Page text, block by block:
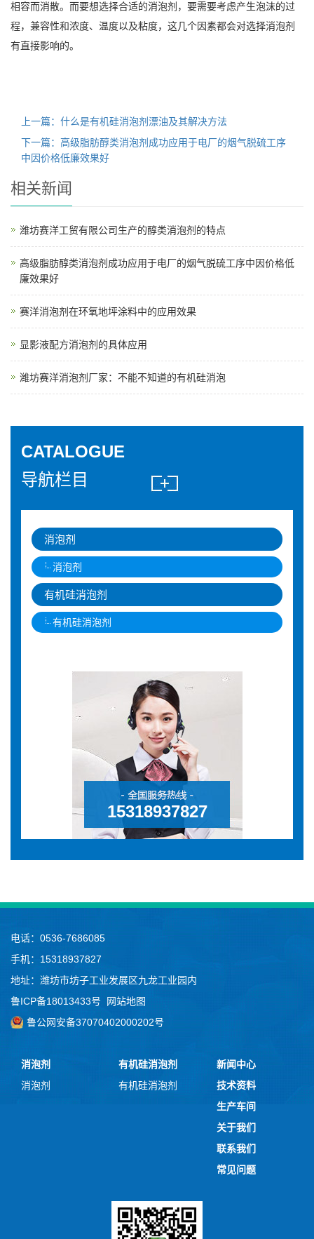
相容而消散。而要想选择合适的消泡剂，要需要考虑产生泡沫的过
程，兼容性和浓度、温度以及粘度，这几个因素都会对选择消泡剂
有直接影响的。
上一篇：什么是有机硅消泡剂漂油及其解决方法
下一篇：高级脂肪醇类消泡剂成功应用于电厂的烟气脱硫工序
中因价格低廉效果好
相关新闻
潍坊赛洋工贸有限公司生产的醇类消泡剂的特点
高级脂肪醇类消泡剂成功应用于电厂的烟气脱硫工序中因价格低
廉效果好
赛洋消泡剂在环氧地坪涂料中的应用效果
显影液配方消泡剂的具体应用
潍坊赛洋消泡剂厂家：不能不知道的有机硅消泡
CATALOGUE
导航栏目
消泡剂
消泡剂
有机硅消泡剂
有机硅消泡剂
15318937827
电话：0536-7686085
手机：15318937827
地址：潍坊市坊子工业发展区九龙工业园内
鲁ICP备18013433号
网站地图
鲁公网安备37070402000202号
消泡剂
消泡剂
有机硅消泡剂
有机硅消泡剂
新闻中心
技术资料
生产车间
关于我们
联系我们
常见问题